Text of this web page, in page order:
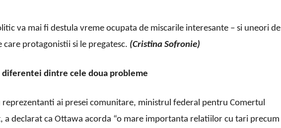
va mai fi destula vreme ocupata de miscarile interesante – si uneori de
care protagonistii si le pregatesc. (Cristina Sofronie)
diferentei dintre cele doua probleme
ai presei comunitare, ministrul federal pentru Comertul
a declarat ca Ottawa acorda “o mare importanta relatiilor cu tari precum